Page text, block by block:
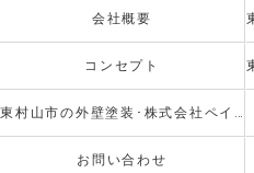
会社概要
コンセプト
東村山市の外壁塗装･株式会社ペイントジーラフの評判
お問い合わせ